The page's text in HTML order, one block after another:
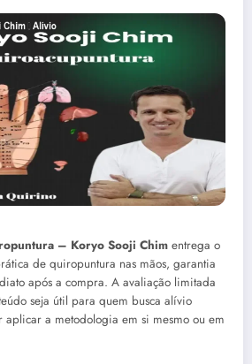
– Koryo Sooji Chim entrega o
de quiropuntura nas mãos, garantia
após a compra. A avaliação limitada
seja útil para quem busca alívio
a metodologia em si mesmo ou em